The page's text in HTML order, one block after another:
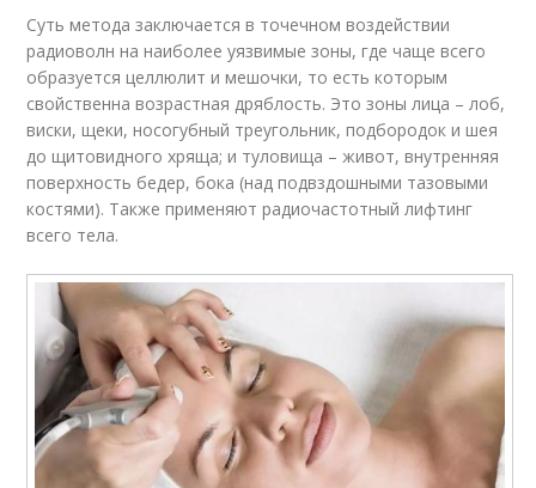
Суть метода заключается в точечном воздействии
радиоволн на наиболее уязвимые зоны, где чаще всего
образуется целлюлит и мешочки, то есть которым
свойственна возрастная дряблость. Это зоны лица – лоб,
виски, щеки, носогубный треугольник, подбородок и шея
до щитовидного хряща; и туловища – живот, внутренняя
поверхность бедер, бока (над подвздошными тазовыми
костями). Также применяют радиочастотный лифтинг
всего тела.